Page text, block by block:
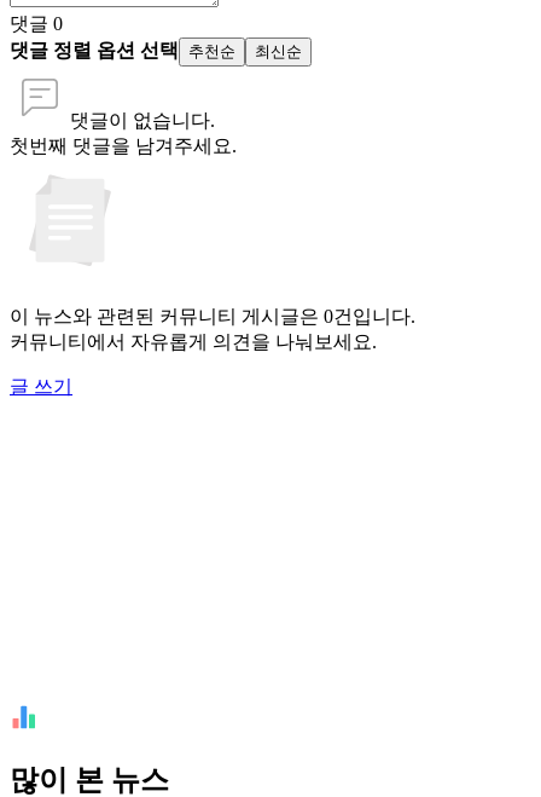
댓글 0
댓글 정렬 옵션 선택
추천순 최신순
댓글이 없습니다.
첫번째 댓글을 남겨주세요.
이 뉴스와 관련된 커뮤니티 게시글은 0건입니다.
커뮤니티에서 자유롭게 의견을 나눠보세요.
글 쓰기
많이 본 뉴스